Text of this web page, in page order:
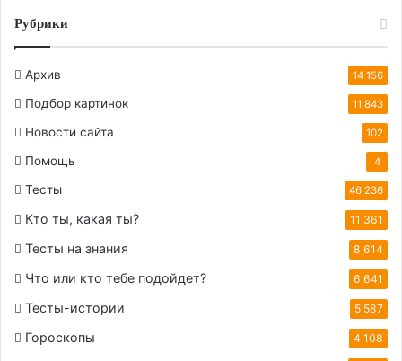
Рубрики
Архив 14 156
Подбор картинок 11 843
Новости сайта 102
Помощь 4
Тесты 46 236
Кто ты, какая ты? 11 361
Тесты на знания 8 614
Что или кто тебе подойдет? 6 641
Тесты-истории 5 587
Гороскопы 4 108